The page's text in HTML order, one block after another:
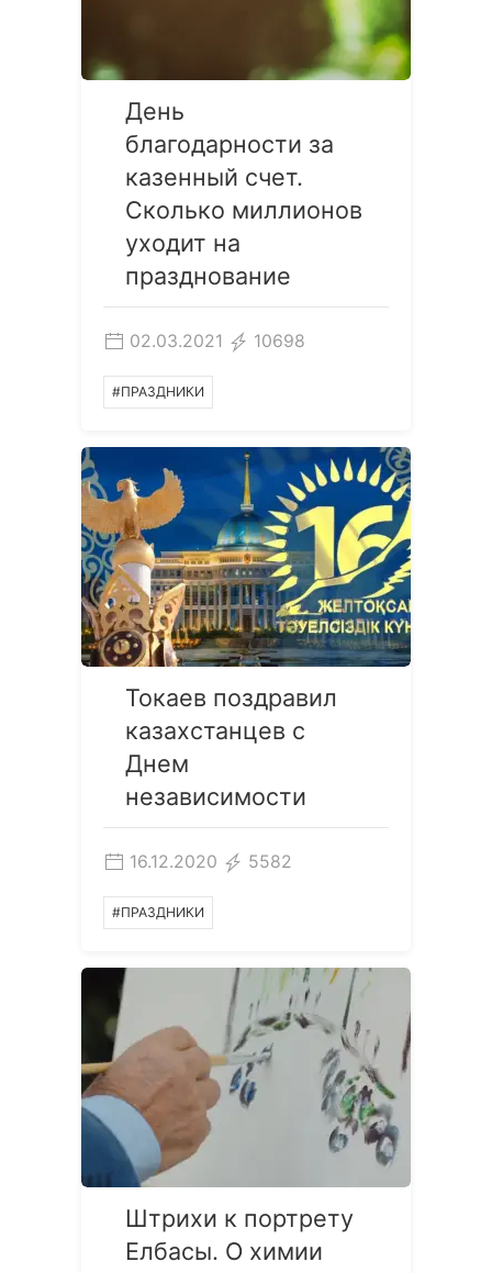
День
благодарности за
казенный счет.
Сколько миллионов
уходит на
празднование
02.03.2021 10698
#ПРАЗДНИКИ
Токаев поздравил
казахстанцев с
Днем
независимости
16.12.2020 5582
#ПРАЗДНИКИ
Штрихи к портрету
Елбасы. О химии